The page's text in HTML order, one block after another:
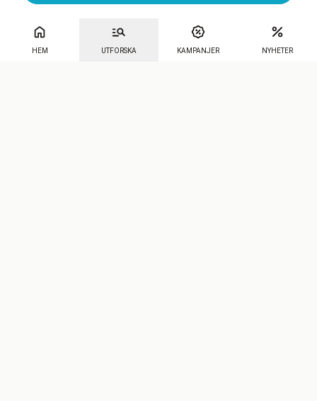
HEM UTFORSKA KAMPANJER NYHETER